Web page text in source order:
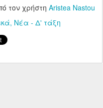
τον χρήστη Aristea Nastou
Νέα - Δ' τάξη